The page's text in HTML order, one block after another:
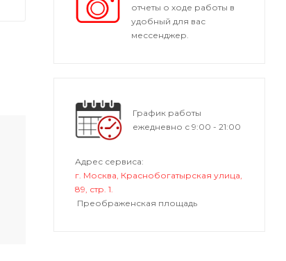
отчеты о ходе работы в
удобный для вас
мессенджер.
График работы
ежедневно с 9:00 - 21:00
Адрес сервиса:
г. Москва, Краснобогатырская улица,
89, стр. 1.
Преображенская площадь